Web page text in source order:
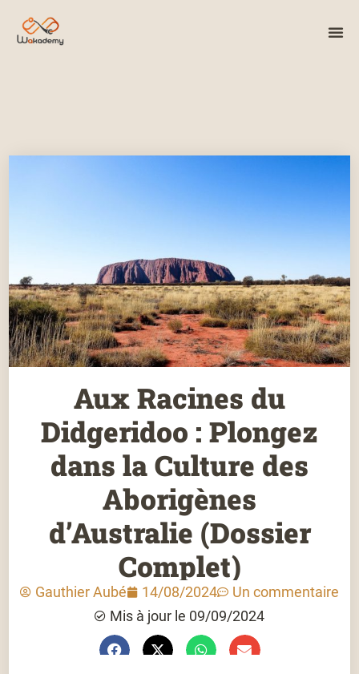
Aux Racines du
Didgeridoo : Plongez
dans la Culture des
Aborigènes
d’Australie (Dossier
Complet)
Gauthier Aubé 14/08/2024
Un commentaire
Mis à jour le 09/09/2024